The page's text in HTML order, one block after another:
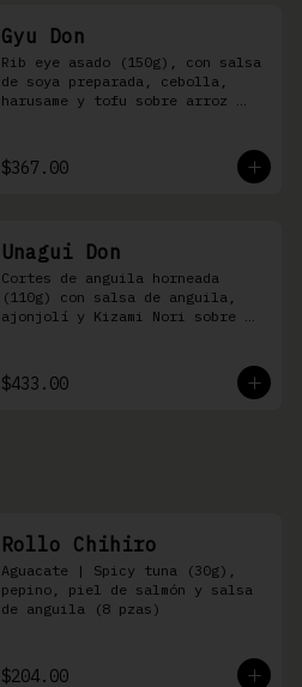
Gyu Don
Rib eye asado (150g), con salsa
de soya preparada, cebolla,
harusame y tofu sobre arroz
$367.00
Unagui Don
Cortes de anguila horneada
(110g) con salsa de anguila,
ajonjolí y Kizami Nori sobre
$433.00
Rollo Chihiro
Aguacate | Spicy tuna (30g),
pepino, piel de salmón y salsa
de anguila (8 pzas)
$204.00